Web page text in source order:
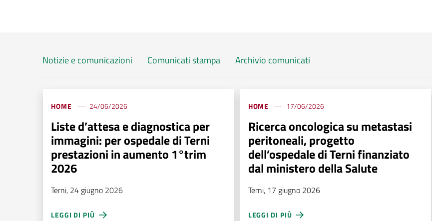
Notizie e comunicazioni Comunicati stampa Archivio comunicati
HOME 24/06/2026
Liste d’attesa e diagnostica per
immagini: per ospedale di Terni
prestazioni in aumento 1°trim
2026
Terni, 24 giugno 2026
LEGGI DI PIÙ
HOME 17/06/2026
Ricerca oncologica su metastasi
peritoneali, progetto
dell’ospedale di Terni finanziato
dal ministero della Salute
Terni, 17 giugno 2026
LEGGI DI PIÙ